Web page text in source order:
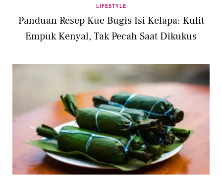
LIFESTYLE
Panduan Resep Kue Bugis Isi Kelapa: Kulit
Empuk Kenyal, Tak Pecah Saat Dikukus